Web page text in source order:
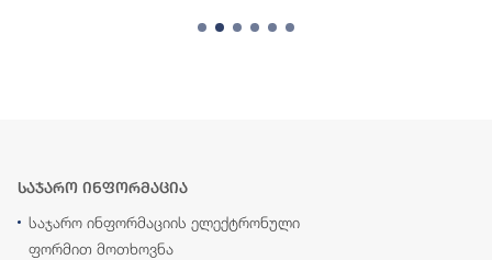
საჯარო ინფორმაცია
საჯარო ინფორმაციის ელექტრონული
ფორმით მოთხოვნა